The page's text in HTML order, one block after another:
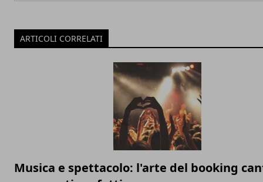
ARTICOLI CORRELATI
Musica e spettacolo: l'arte del booking